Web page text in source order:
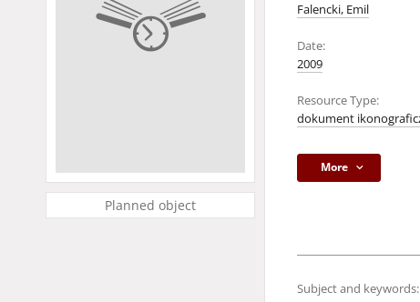
Planned object
Falencki, Emil
Date:
2009
Resource Type:
dokument
More
Subject and keywords: